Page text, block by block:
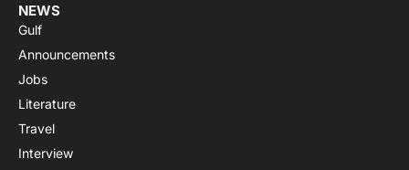
NEWS
Gulf
Announcements
Jobs
Literature
Travel
Interview